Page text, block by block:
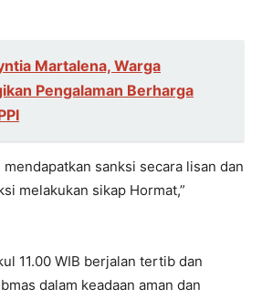
Martalena, Warga
Pengalaman Berharga
sanksi secara lisan dan
melakukan sikap Hormat,”
11.00 WIB berjalan tertib dan
dalam keadaan aman dan